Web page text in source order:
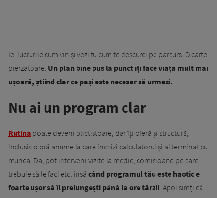
Iei lucrurile cum vin și vezi tu cum te descurci pe parcurs. O carte
pierzătoare. Un plan bine pus la punct îți face viața mult mai
ușoară, știind clar ce pași este necesar să urmezi.
Nu ai un program clar
Rutina poate deveni plictistoare, dar îți oferă și structură,
inclusiv o oră anume la care închizi calculatorul și ai terminat cu
munca. Da, pot interveni vizite la medic, comisioane pe care
trebuie să le faci etc, însă când programul tău este haotic e
foarte ușor să îl prelungești până la ore târzii . Apoi simți că